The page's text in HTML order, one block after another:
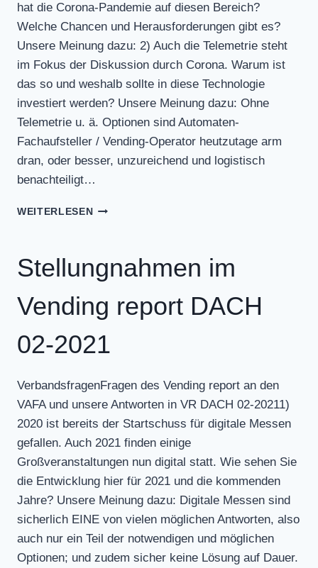
hat die Corona-Pandemie auf diesen Bereich?
Welche Chancen und Herausforderungen gibt es?
Unsere Meinung dazu: 2) Auch die Telemetrie steht
im Fokus der Diskussion durch Corona. Warum ist
das so und weshalb sollte in diese Technologie
investiert werden? Unsere Meinung dazu: Ohne
Telemetrie u. ä. Optionen sind Automaten-
Fachaufsteller / Vending-Operator heutzutage arm
dran, oder besser, unzureichend und logistisch
benachteiligt…
WEITERLESENSTELLUNGNAHMEN
DACH
03-
Stellungnahmen im
Vending report DACH
02-2021
VerbandsfragenFragen des Vending report an den
VAFA und unsere Antworten in VR DACH 02-20211)
2020 ist bereits der Startschuss für digitale Messen
gefallen. Auch 2021 finden einige
Großveranstaltungen nun digital statt. Wie sehen Sie
die Entwicklung hier für 2021 und die kommenden
Jahre? Unsere Meinung dazu: Digitale Messen sind
sicherlich EINE von vielen möglichen Antworten, also
auch nur ein Teil der notwendigen und möglichen
Optionen; und zudem sicher keine Lösung auf Dauer.